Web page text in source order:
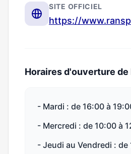
SITE OFFICIEL
https://
Horaires d'ouverture de
- Mardi : de 16:00 à
- Mercredi : de 10:00 à
- Jeudi au Vendredi : de